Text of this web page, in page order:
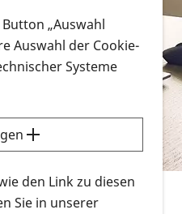
verschiedenen
nach Infonmaterial
bzw. herunterladen
dieErklärvideos zum
PRO RETINA-Website
Menschen an.
„Auswahl
Auswahl der Cookie-
Systeme
den Link zu diesen
Sie in unserer